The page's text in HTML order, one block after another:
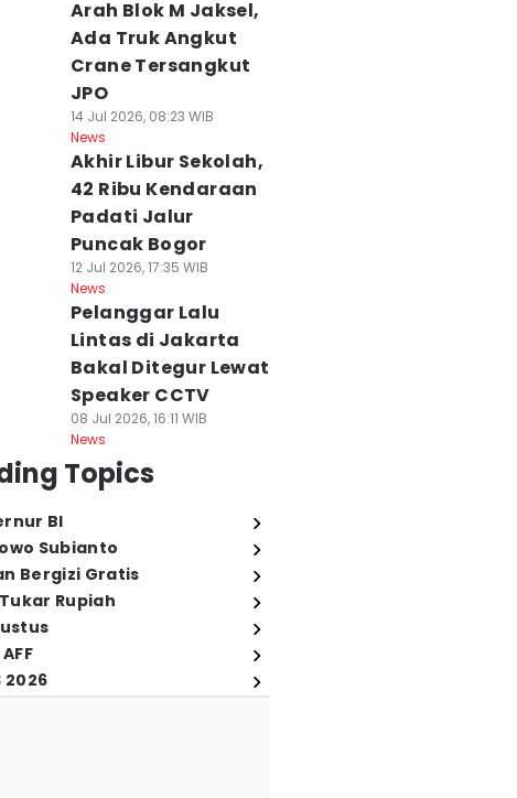
Arah Blok M Jaksel,
Ada Truk Angkut
Crane Tersangkut
JPO
14 Jul 2026, 08:23 WIB
News
Akhir Libur Sekolah,
42 Ribu Kendaraan
Padati Jalur
Puncak Bogor
12 Jul 2026, 17:35 WIB
News
Pelanggar Lalu
Lintas di Jakarta
Bakal Ditegur Lewat
Speaker CCTV
08 Jul 2026, 16:11 WIB
News
Topics
BI
Subianto
Bergizi Gratis
Rupiah
2026